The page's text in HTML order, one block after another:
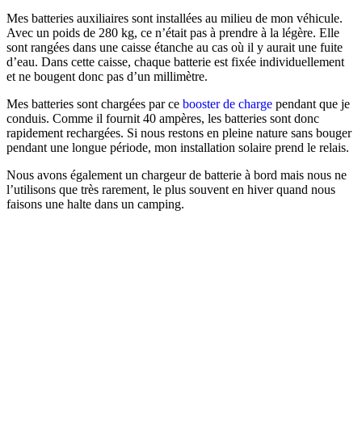
Mes batteries auxiliaires sont installées au milieu de mon véhicule.
Avec un poids de 280 kg, ce n’était pas à prendre à la légère. Elle
sont rangées dans une caisse étanche au cas où il y aurait une fuite
d’eau. Dans cette caisse, chaque batterie est fixée individuellement
et ne bougent donc pas d’un millimètre.
Mes batteries sont chargées par ce booster de charge pendant que je
conduis. Comme il fournit 40 ampères, les batteries sont donc
rapidement rechargées. Si nous restons en pleine nature sans bouger
pendant une longue période, mon installation solaire prend le relais.
Nous avons également un chargeur de batterie à bord mais nous ne
l’utilisons que très rarement, le plus souvent en hiver quand nous
faisons une halte dans un camping.